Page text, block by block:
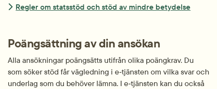
Regler om statsstöd och stöd av mindre betydelse
Poängsättning av din ansökan
Alla ansökningar poängsätts utifrån olika poängkrav. Du
som söker stöd får vägledning i e‑tjänsten om vilka svar och
underlag som du behöver lämna. I e‑tjänsten kan du också